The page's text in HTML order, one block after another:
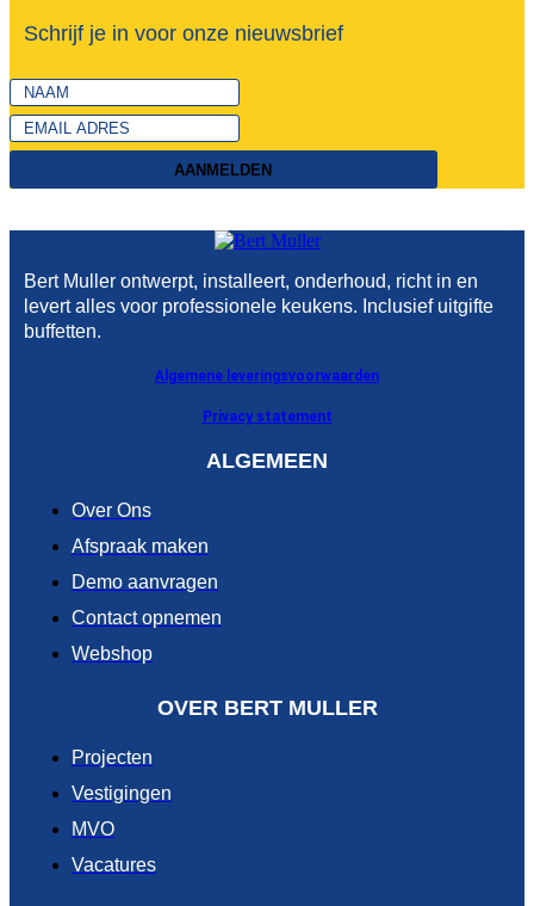
Schrijf je in voor onze nieuwsbrief
AANMELDEN
Bert Muller ontwerpt, installeert, onderhoud, richt in en
levert alles voor professionele keukens. Inclusief uitgifte
buffetten.
Algemene leveringsvoorwaarden
Privacy statement
ALGEMEEN
Over Ons
Afspraak maken
Demo aanvragen
Contact opnemen
Webshop
OVER BERT MULLER
Projecten
Vestigingen
MVO
Vacatures